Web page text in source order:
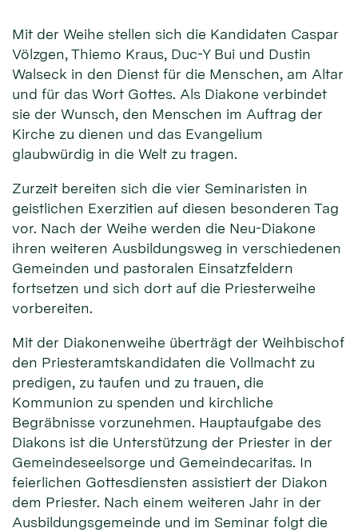
Mit der Weihe stellen sich die Kandidaten Caspar
Völzgen, Thiemo Kraus, Duc-Y Bui und Dustin
Walseck in den Dienst für die Men­schen, am Altar
und für das Wort Gottes. Als Diakone verbindet
sie der Wunsch, den Menschen im Auftrag der
Kirche zu dienen und das Evangelium
glaubwürdig in die Welt zu tragen.
Zurzeit bereiten sich die vier Seminaristen in
geistlichen Exerzitien auf diesen besonderen Tag
vor. Nach der Weihe werden die Neu-Diakone
ihren weiteren Ausbildungsweg in verschiedenen
Gemeinden und pastoralen Einsatzfeldern
fortsetzen und sich dort auf die Priesterweihe
vorbereiten.
Mit der Diakonenweihe überträgt der Weihbischof
den Priesteramtskandidaten die Vollmacht zu
predigen, zu taufen und zu trauen, die
Kommunion zu spenden und kirchliche
Begräbnisse vorzunehmen. Hauptaufgabe des
Diakons ist die Unterstützung der Priester in der
Gemeindeseelsorge und Gemeindecaritas. In
feierlichen Gottesdiensten assistiert der Diakon
dem Priester. Nach einem weiteren Jahr in der
Ausbildungsgemeinde und im Seminar folgt die